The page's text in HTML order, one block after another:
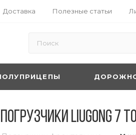
Доставка Полезные статьи
LiuGong 7